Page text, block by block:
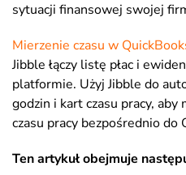
sytuacji finansowej swojej
Mierzenie czasu w
Jibble łączy listę płac i
platformie. Użyj Jibble do
godzin i kart czasu pracy, aby
czasu pracy bezpośrednio do
Ten artykuł obejmuje